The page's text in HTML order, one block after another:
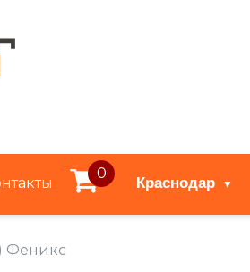
0
Краснодар ▼
) Феникс